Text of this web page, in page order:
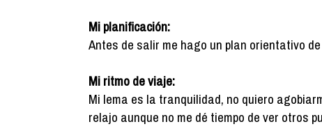
Mi planificación:
Antes de salir me hago un plan orientativo
Mi ritmo de viaje:
Mi lema es la tranquilidad, no quiero
relajo aunque no me dé tiempo de ver otros